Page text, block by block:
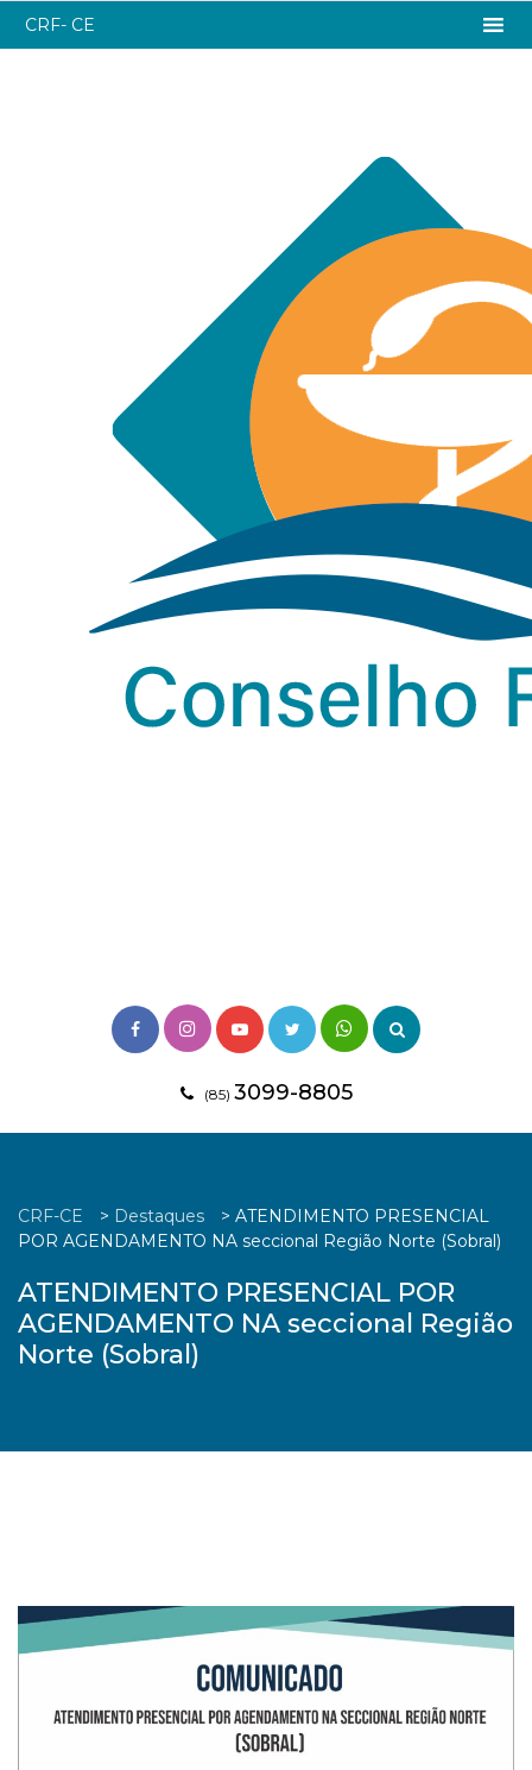
(85) 3099-8805
CRF- CE
CRF-CE > Destaques > ATENDIMENTO PRESENCIAL
POR AGENDAMENTO NA seccional Região Norte (Sobral)
ATENDIMENTO PRESENCIAL POR
AGENDAMENTO NA seccional Região
Norte (Sobral)